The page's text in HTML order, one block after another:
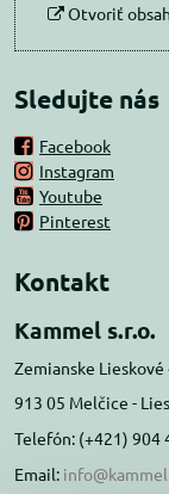
Otvoriť
Sledujte nás
Facebook
Instagram
Youtube
Pinterest
Kontakt
Kammel s.r.o.
Zemianske Lieskové
913 05 Melčice -
Telefón: (+421) 904
Email: